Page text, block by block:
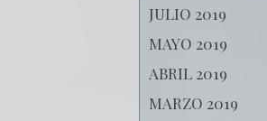
JULIO 2019
MAYO 2019
ABRIL 2019
MARZO 2019